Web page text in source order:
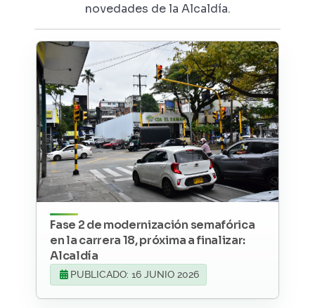
novedades de la Alcaldía.
Fase 2 de modernización semafórica
en la carrera 18, próxima a finalizar:
Alcaldía
PUBLICADO: 16 JUNIO 2026